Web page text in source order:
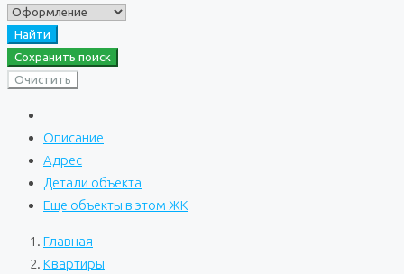
Найти
Сохранить поиск
Очистить
Описание
Адрес
Детали объекта
Еще объекты в этом ЖК
Главная
Квартиры